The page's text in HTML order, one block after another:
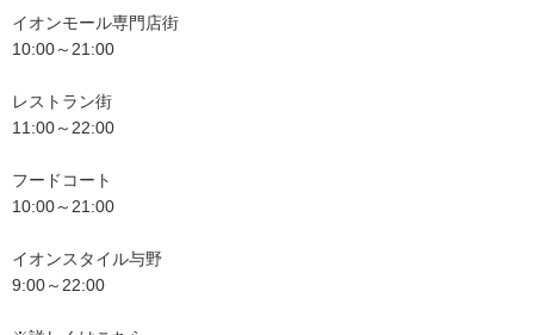
イオンモール専門店街
10:00～21:00
レストラン街
11:00～22:00
フードコート
10:00～21:00
イオンスタイル与野
9:00～22:00